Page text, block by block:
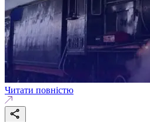
Читати повністю